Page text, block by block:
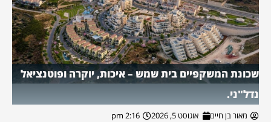
שכונת המשקפיים בית שמש – איכות, יוקרה ופוטנציאל
נדל"ני.
מאור בן חיים אוגוסט 5, 2026 2:16 pm